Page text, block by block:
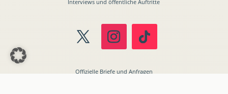
Interviews und öffentliche Auftritte
Offizielle Briefe und Anfragen